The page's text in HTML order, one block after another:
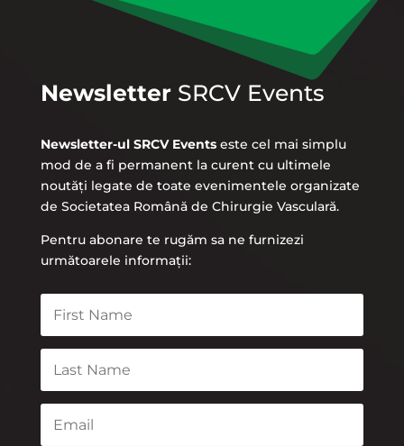
NewsletterSRCV Events
Newsletter-ul SRCV Eventseste cel mai simplu
mod de a fi permanent la curent cu ultimele
noutăți legate de toate evenimentele organizate
de Societatea Română de Chirurgie Vasculară.
Pentru abonare te rugăm sa ne furnizezi
următoarele informații: